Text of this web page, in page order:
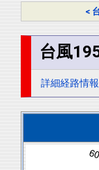
<
台風
詳細経路情報